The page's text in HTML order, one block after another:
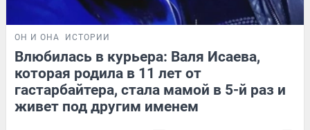
ОН И ОНА ИСТОРИИ
Влюбилась в курьера: Валя Исаева,
которая родила в 11 лет от
гастарбайтера, стала мамой в 5-й раз и
живет под другим именем